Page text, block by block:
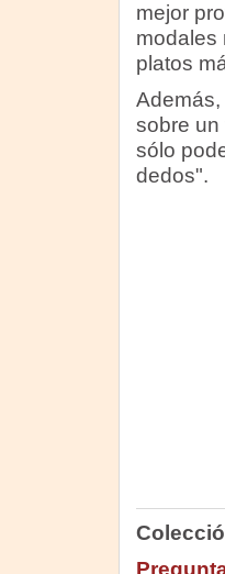
mejor
modales
platos
sobre un
sólo
dedos".